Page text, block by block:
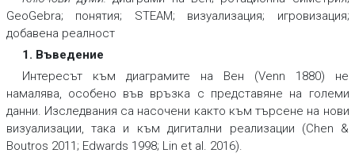
GeoGebra; понятия; STEAM; визуализация; игровизация;
добавена реалност
1. Въведение
Интересът към диаграмите на Вен (Venn 1880) не
намалява, особено във връзка с представяне на големи
данни. Изследвания са насочени както към търсене на нови
визуализации, така и към дигитални реализации (Chen &
Boutros 2011; Edwards 1998; Lin et al. 2016).